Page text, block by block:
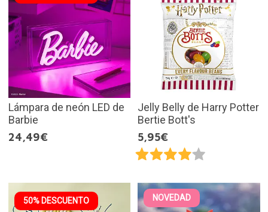
Lámpara de neón LED de
Barbie
24,49€
Jelly Belly de Harry Potter
Bertie Bott's
5,95€
50% DESCUENTO NOVEDAD